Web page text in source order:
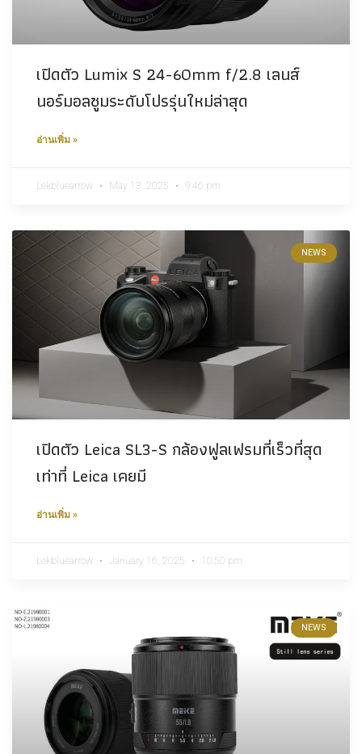
เปิดตัว Lumix S 24-60mm f/2.8 เลนส์
นอร์มอลซูมระดับโปรรุ่นใหม่ล่าสุด
อ่านเพิ่ม »
Lekbluearrow May 13, 2025 9:46 pm
NEWS
เปิดตัว Leica SL3​-S กล้องฟูลเฟรมที่เร็วที่สุด
เท่าที่ Leica เคยมี
อ่านเพิ่ม »
Lekbluearrow January 16, 2025 10:50 pm
NEWS